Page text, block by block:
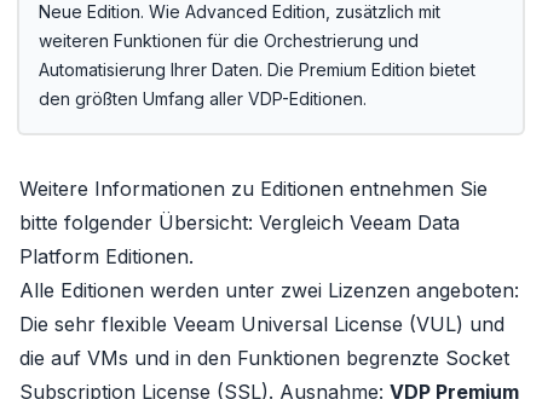
Neue Edition. Wie Advanced Edition , zusätzlich mit
weiteren Funktionen für die Orchestrierung und
Automatisierung Ihrer Daten. Die Premium Edition bietet
den größten Umfang aller VDP-Editionen.
Weitere Informationen zu Editionen entnehmen Sie
bitte folgender Übersicht: Vergleich Veeam Data
Platform Editionen.
Alle Editionen werden unter zwei Lizenzen angeboten:
Die sehr flexible Veeam Universal License (VUL) und
die auf VMs und in den Funktionen begrenzte Socket
Subscription License (SSL). Ausnahme: VDP Premium